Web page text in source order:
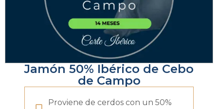
Jamón 50% Ibérico de Cebo
de Campo
Proviene de cerdos con un 50%